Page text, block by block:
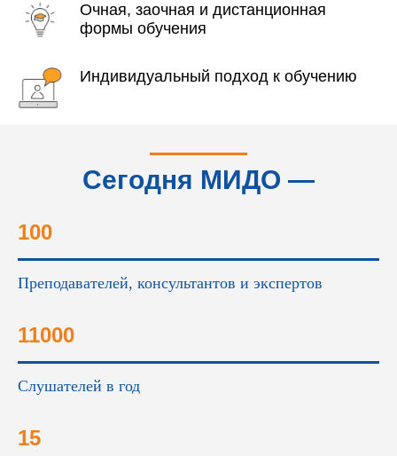
Очная, заочная и дистанционная
формы обучения
Индивидуальный подход к обучению
Сегодня МИДО —
100
Преподавателей, консультантов и экспертов
11000
Слушателей в год
15